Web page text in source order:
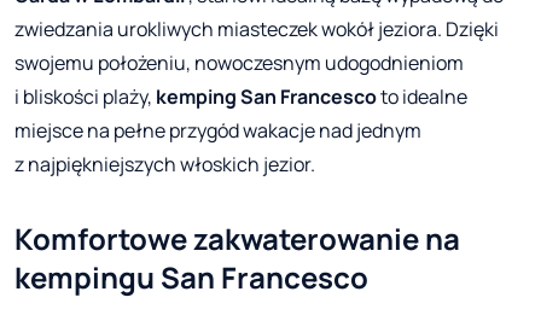
zwiedzania urokliwych miasteczek wokół jeziora. Dzięki
swojemu położeniu, nowoczesnym udogodnieniom
i bliskości plaży, kemping San Francescoto idealne
miejsce na pełne przygód wakacje nad jednym
z najpiękniejszych włoskich jezior.
Komfortowe zakwaterowanie na
kempingu San Francesco